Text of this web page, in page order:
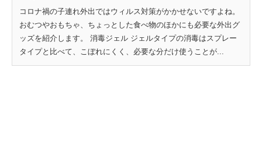
コロナ禍の子連れ外出ではウィルス対策がかかせないですよね。
おむつやおもちゃ、ちょっとした食べ物のほかにも必要な外出グ
ッズを紹介します。 消毒ジェル ジェルタイプの消毒はスプレー
タイプと比べて、こぼれにくく、必要な分だけ使うことが...